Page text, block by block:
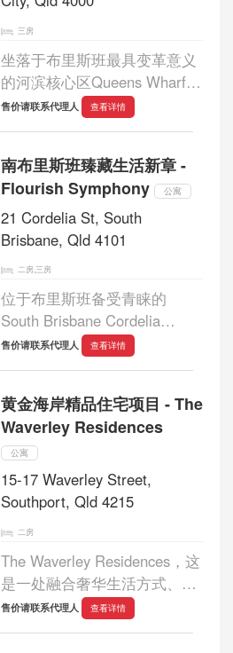
三房
坐落于布里斯班最具变革意义
的河滨核心区Queens Wharf
Brisbane，Queens Wharf
Diamond三房公寓及顶层豪
宅，作为项目中最尊贵、最稀
缺的终...
售价请联系代理人 查看详情
南布里斯班臻藏生活新章 -
Flourish Symphony
公寓
21 Cordelia St, South
Brisbane, Qld 4101
二房,三房
位于布里斯班备受青睐的
South Brisbane Cordelia
Street，Flourish Symphony迎
来最终收官之作，推出精心打
共生共鸣为理念，将城市生
活、健康理念与长期价值融合
于一...
售价请联系代理人 查看详情
黄金海岸精品住宅项目 - The
Waverley Residences
公寓
15-17 Waverley Street,
Southport, Qld 4215
二房
The Waverley Residences，这
是一处融合奢华生活方式、卓
越设计与区域发展潜力的精品
住宅项目，臻献限量两房与三
售价请联系代理人 查看详情